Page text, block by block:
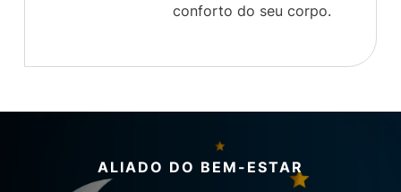
conforto do seu corpo.
ALIADO DO BEM-ESTAR